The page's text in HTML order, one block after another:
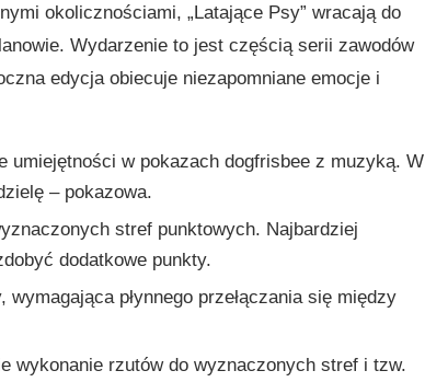
okolicznościami, „Latające Psy” wracają do
Wydarzenie to jest częścią serii zawodów
edycja obiecuje niezapomniane emocje i
umiejętności w pokazach dogfrisbee z muzyką. W
– pokazowa.
stref punktowych. Najbardziej
dodatkowe punkty.
płynnego przełączania się między
wykonanie rzutów do wyznaczonych stref i tzw.